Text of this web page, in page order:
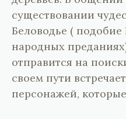
существовании
Беловодье (
народных
отправится на
своем пути
персонажей,